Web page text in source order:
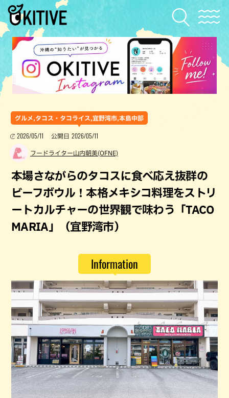
グルメ,タコス・タコライス,宜野湾市,本島中部
2026/05/11 公開日 2026/05/11
フードライター山内朝美(OFNE)
本場さながらのタコスに食べ応え抜群の
ビーフボウル！本格メキシコ料理をストリ
ートカルチャーの世界観で味わう「TACO
MARIA」（宜野湾市）
Information